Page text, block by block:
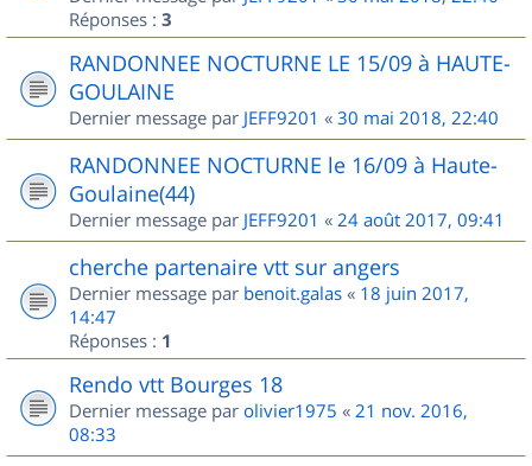
Réponses : 3
RANDONNEE NOCTURNE LE 15/09 à HAUTE-
GOULAINE
Dernier message par JEFF9201 « 30 mai 2018, 22:40
RANDONNEE NOCTURNE le 16/09 à Haute-
Goulaine(44)
Dernier message par JEFF9201 « 24 août 2017, 09:41
cherche partenaire vtt sur angers
Dernier message par benoit.galas « 18 juin 2017,
14:47
Réponses : 1
Rendo vtt Bourges 18
Dernier message par olivier1975 « 21 nov. 2016,
08:33